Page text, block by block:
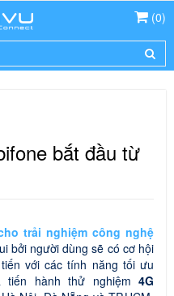
(0)
bắt đầu từ
trải nghiệm công nghệ
bởi người dùng sẽ có cơ hội
với các tính năng tối ưu
hành thử nghiệm 4G